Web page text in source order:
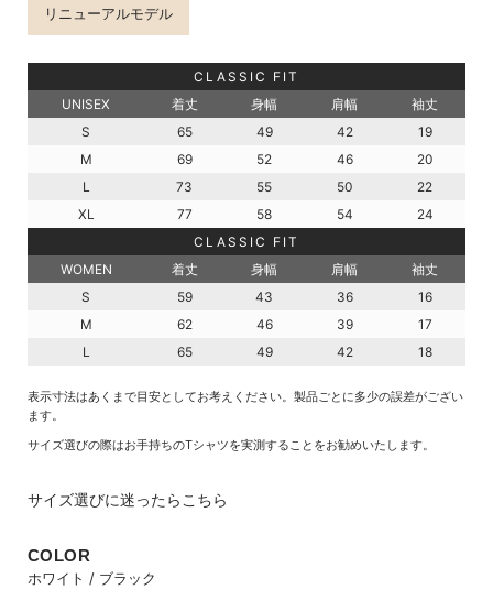
リニューアルモデル
CLASSIC FIT
UNISEX
着丈 身幅 肩幅
袖丈
S
65 49 42
19
M
69 52 46
20
L
73 55 50
22
XL
77 58 54
24
CLASSIC FIT
WOMEN
着丈 身幅 肩幅
袖丈
S
59 43 36
16
M
62 46 39
17
L
65 49 42 18
表示寸法はあくまで目安としてお考えください。製品ごとに多少の誤差がござい
ます。
サイズ選びの際はお手持ちのTシャツを実測することをお勧めいたします。
サイズ選びに迷ったらこちら
COLOR
ホワイト / ブラック